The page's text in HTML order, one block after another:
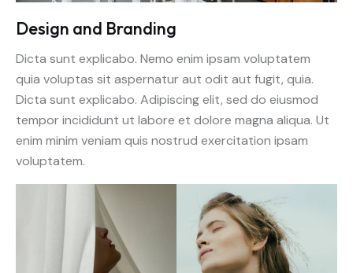
Design and Branding
Dicta sunt explicabo. Nemo enim ipsam voluptatem
quia voluptas sit aspernatur aut odit aut fugit, quia.
Dicta sunt explicabo. Adipiscing elit, sed do eiusmod
tempor incididunt ut labore et dolore magna aliqua. Ut
enim minim veniam quis nostrud exercitation ipsam
voluptatem.